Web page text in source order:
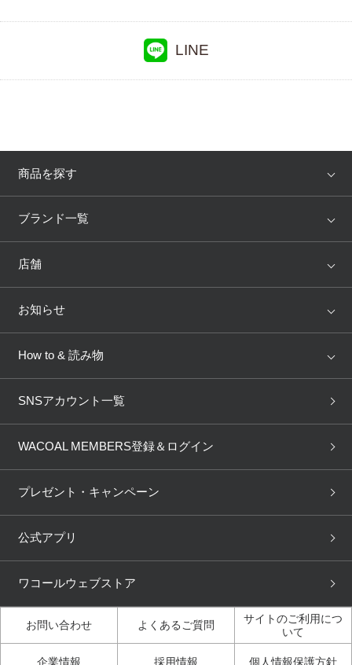
メールニュース登録
よくあるご質問
LINE
商品を探す
アイテム
トピックス
ブランド一覧
WACOAL
AMPHI une nana cool
OUR WACOAL
WACOAL Remamma Mens Innerwear
Licensed Brands
店舗
店舗を探す
ブラ無料診断
3Dボディスキャン
お知らせ
新着情報
商品回収
ニュース＆トピックス
How to & 読み物
下着の基礎知識
ブラパン ワコールスタイル
大人の工場見学inベトナム
人間科学研究開発センター見
学
ガイド（マンガ）
3Dボディスキャン体験（マ
SNSアカウント一覧
WACOAL MEMBERS登録＆ログイン
プレゼント・キャンペーン
公式アプリ
ワコールウェブストア
お問い合わせ よくあるご質問
サイトのご利用につ
いて
企業情報 採用情報 個人情報保護方針